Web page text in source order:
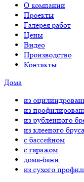
О компании
Проекты
Галерея работ
Цены
Видео
Производство
Контакты
Дома
из
из
из рубленного
из клееного бруса
с бассейном
с гаражом
дома-бани
из сухого